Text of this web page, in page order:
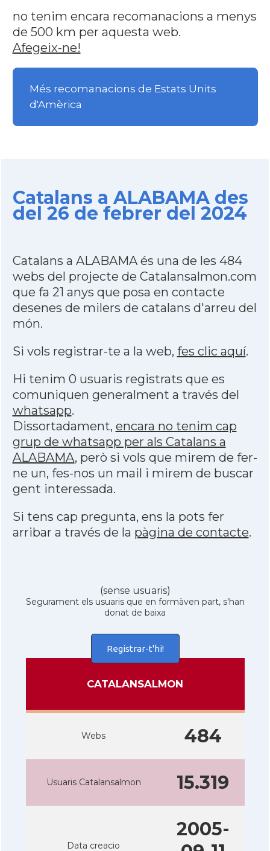
no tenim encara recomanacions a menys
de 500 km per aquesta web.
Afegeix-ne!
Més recomanacions de Estats Units
d'Amèrica
Catalans a ALABAMA des
del 26 de febrer del 2024
Catalans a ALABAMA és una de les 484
webs del projecte de Catalansalmon.com
que fa 21 anys que posa en contacte
desenes de milers de catalans d'arreu del
món.
Si vols registrar-te a la web, fes clic aquí.
Hi tenim 0 usuaris registrats que es
comuniquen generalment a través del
whatsapp.
Dissortadament, encara no tenim cap
grup de whatsapp per als Catalans a
ALABAMA, però si vols que mirem de fer-
ne un, fes-nos un mail i mirem de buscar
gent interessada.
Si tens cap pregunta, ens la pots fer
arribar a través de la pàgina de contacte.
(sense usuaris)
Segurament els usuaris que en formàven part, s'han
donat de baixa
Registrar-t'hi!
CATALANSALMON
Webs 484
Usuaris Catalansalmon 15.319
Data creacio
2005-